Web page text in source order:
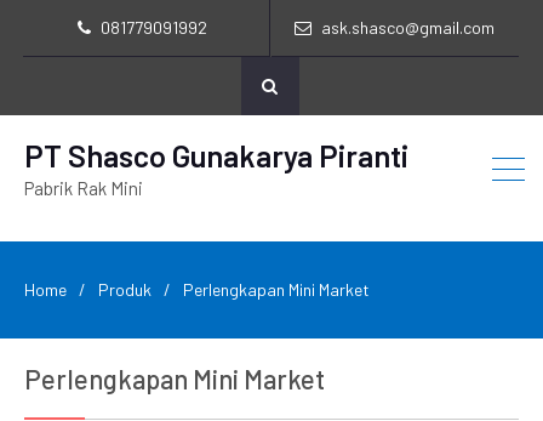
081779091992 ask.shasco@gmail.com
PT Shasco Gunakarya Piranti
Pabrik Rak Mini
Home Produk Perlengkapan Mini Market
Perlengkapan Mini Market